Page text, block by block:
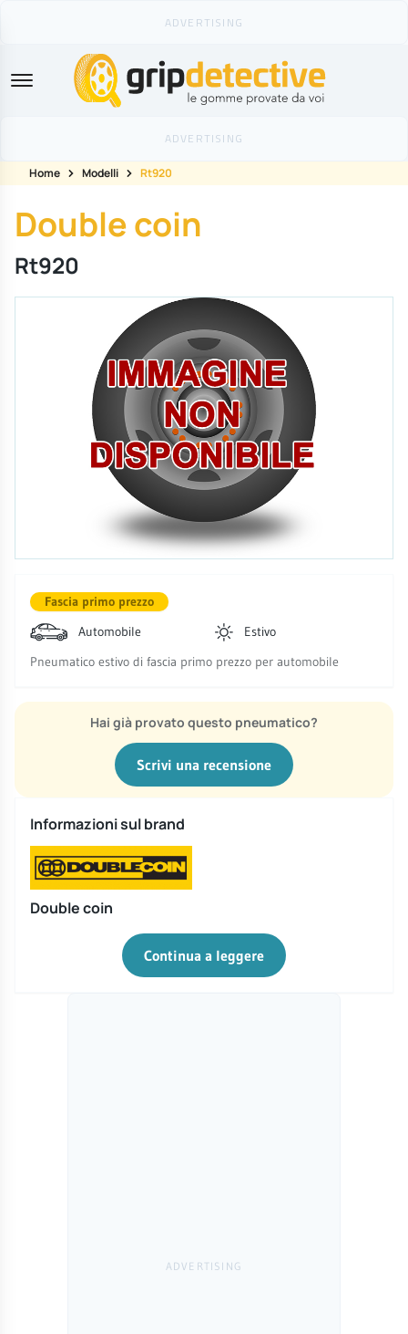
GripDetective
Home Modelli Rt920
Double coin
Rt920
Fascia primo prezzo
Automobile
Estivo
Pneumatico estivo di fascia primo prezzo per automobile
Hai già provato questo pneumatico?
Scrivi una recensione
Informazioni sul brand
Double coin
Continua a leggere